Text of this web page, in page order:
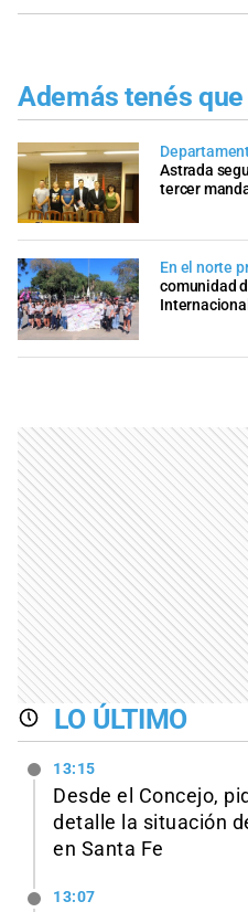
Además tenés
Astrada
tercer
En el norte
comunidad
LO ÚLTIMO
13:15
Desde el Concejo,
detalle la situación
en Santa Fe
13:07